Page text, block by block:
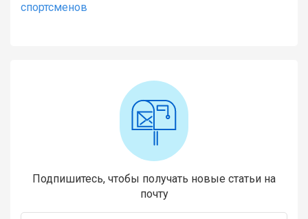
спортсменов
Подпишитесь, чтобы получать новые статьи на
почту